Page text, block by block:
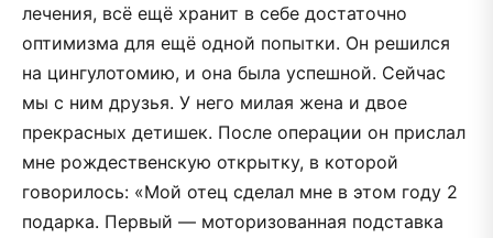
лечения, всё ещё хранит в себе достаточно
оптимизма для ещё одной попытки. Он решился
на цингулотомию, и она была успешной. Сейчас
мы с ним друзья. У него милая жена и двое
прекрасных детишек. После операции он прислал
мне рождественскую открытку, в которой
говорилось: «Мой отец сделал мне в этом году 2
подарка. Первый — моторизованная подставка